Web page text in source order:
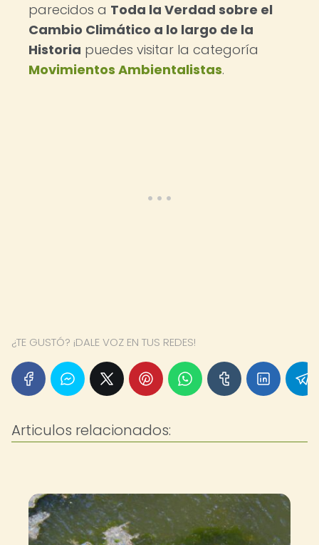
parecidos a Toda la Verdad sobre el
Cambio Climático a lo largo de la
Historia puedes visitar la categoría
Movimientos Ambientalistas.
¿TE GUSTÓ? ¡DALE VOZ EN TUS REDES!
Articulos relacionados: